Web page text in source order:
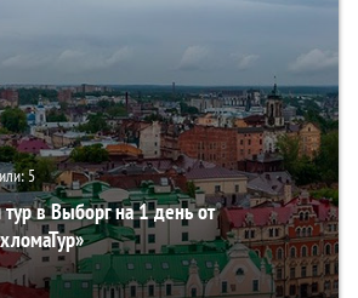
5
тур в Выборг на 1 день от